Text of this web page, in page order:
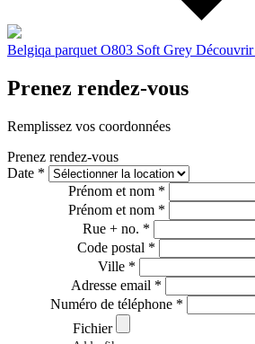
Belgiqa parquet O803 Soft Grey Découvrir
Prenez rendez-vous
Remplissez vos coordonnées
Prenez rendez-vous
Date *
Prénom et nom *
Prénom et nom *
Rue + no. *
Code postal *
Ville *
Adresse email *
Numéro de téléphone *
Fichier